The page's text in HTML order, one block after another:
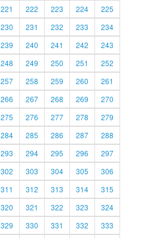
221 222 223 224
225
230 231 232 233
234
239 240 241 242
243
248 249 250 251
252
257 258 259 260
261
266 267 268 269
270
275 276 277 278
279
284 285 286 287
288
293 294 295 296
297
302 303 304 305
306
311 312 313 314
315
320 321 322 323
324
329 330 331 332 333